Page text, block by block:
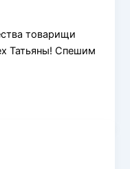
товарищи
Татьяны! Спешим